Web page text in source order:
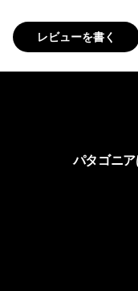
レビューを書く
パタゴニア